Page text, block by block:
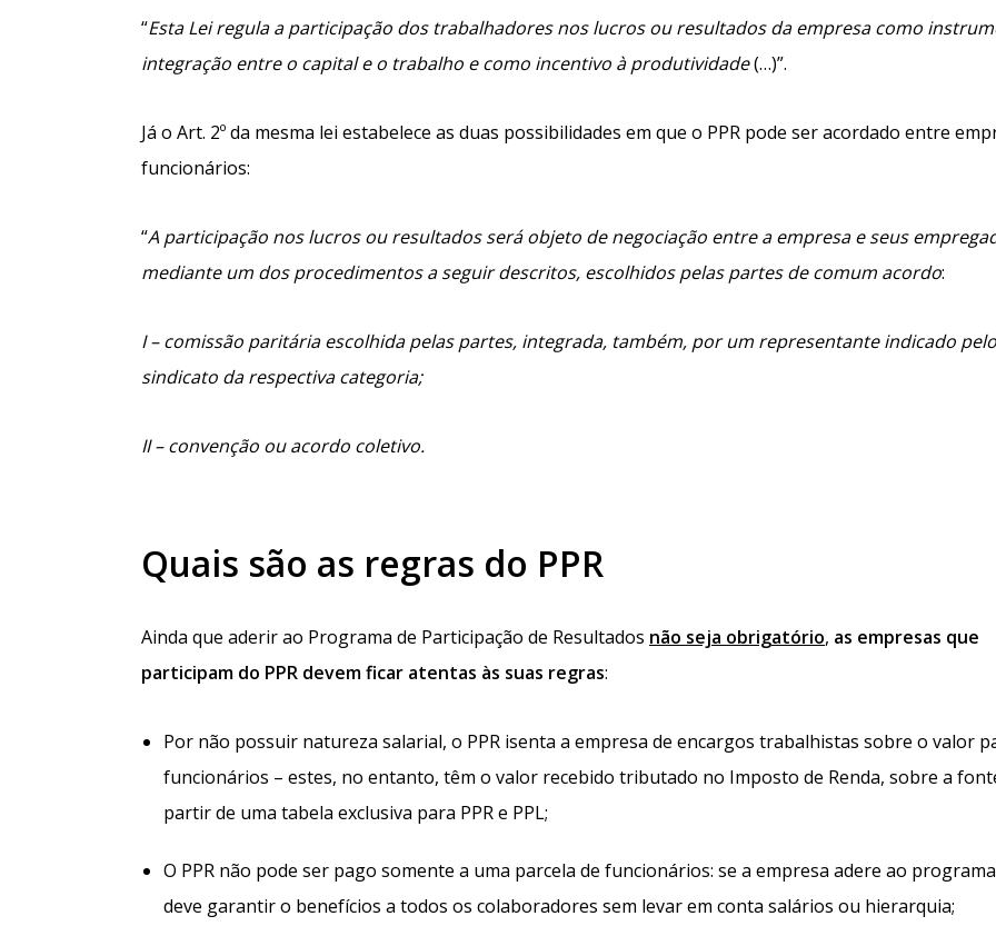
“Esta Lei regula a participação dos trabalhadores nos lucros ou resultados da empresa como
integração entre o capital e o trabalho e como incentivo à produtividade(…)”.
Já o Art. 2º da mesma lei estabelece as duas possibilidades em que o PPR pode ser acordado entre
funcionários:
“A participação nos lucros ou resultados será objeto de negociação entre a empresa e seus
mediante um dos procedimentos a seguir descritos, escolhidos pelas partes de comum acordo:
I – comissão paritária escolhida pelas partes, integrada, também, por um representante indicado pelo
sindicato da respectiva categoria;
II – convenção ou acordo coletivo.
Quais são as regras do PPR
Ainda que aderir ao Programa de Participação de Resultados não seja obrigatório, as empresas que
participam do PPR devem ficar atentas às suas regras:
Por não possuir natureza salarial, o PPR isenta a empresa de encargos trabalhistas sobre o valor
funcionários – estes, no entanto, têm o valor recebido tributado no Imposto de Renda, sobre a
partir de uma tabela exclusiva para PPR e PPL;
O PPR não pode ser pago somente a uma parcela de funcionários: se a empresa adere ao
deve garantir o benefícios a todos os colaboradores sem levar em conta salários ou hierarquia;